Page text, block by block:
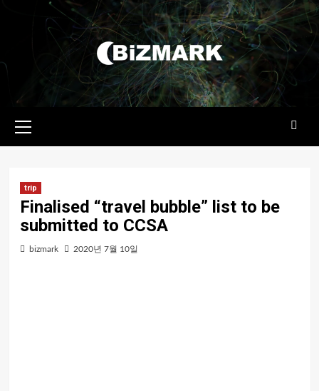
메뉴
trip
Finalised “travel bubble” list to be
submitted to CCSA
bizmark 2020년 7월 10일